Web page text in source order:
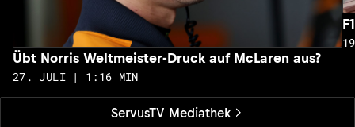
ServusTV Mediathek
Übt Norris Weltmeister-Druck auf McLaren aus?
27. JULI | 1:16 MIN